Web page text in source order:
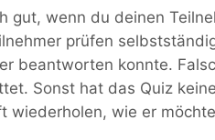
gut, wenn du deinen
prüfen
beantworten konnte.
Sonst hat das Quiz
wiederholen, wie er